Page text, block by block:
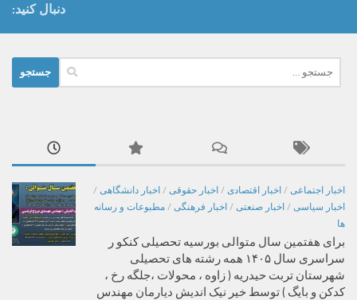
دنبال کنید:
برای:
اخبار اجتماعی / اخبار اقتصادی / اخبار حقوقی / اخبار دانشگاهی /
اخبار سیاسی / اخبار صنعتی / اخبار فرهنگی / مطبوعات و رسانه
ها
برای هفتمین سال متوالی بورسیه تحصیلی کنکو ر
سراسری سال ۱۴۰۵ همه رشته های تحصیلی
شهرستان تربت حیدریه ( زاوه ، محولات ،جلگه رخ ،
کدکن و بایگ ) توسط خیر نیک اندیش دیارمان مهندس